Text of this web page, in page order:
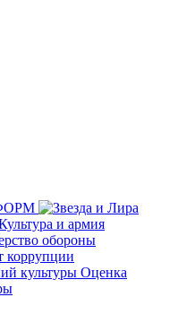
и армия
обороны
коррупции
Оценка